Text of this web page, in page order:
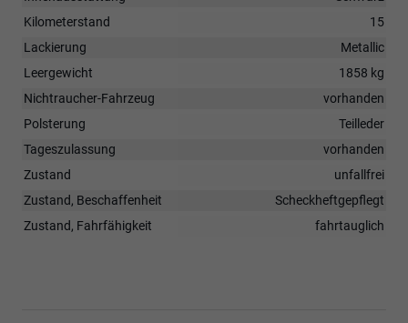
Kilometerstand
15
Lackierung
Metallic
Leergewicht
1858 kg
Nichtraucher-Fahrzeug
vorhanden
Polsterung
Teilleder
Tageszulassung
vorhanden
Zustand
unfallfrei
Zustand, Beschaffenheit
Scheckheftgepflegt
Zustand, Fahrfähigkeit
fahrtauglich